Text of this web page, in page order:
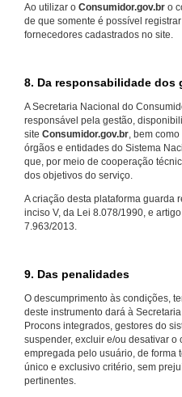
Ao utilizar o Consumidor.gov.br o
de que somente é possível
fornecedores cadastrados no site.
8. Da responsabilidade dos
A Secretaria Nacional do
responsável pela gestão,
site Consumidor.gov.br, bem
órgãos e entidades do Sistema
que, por meio de cooperação
dos objetivos do serviço.
A criação desta plataforma guarda
inciso V, da Lei 8.078/1990, e
7.963/2013.
9. Das penalidades
O descumprimento às condições,
deste instrumento dará à
Procons integrados, gestores do
suspender, excluir e/ou desativar o
empregada pelo usuário, de forma
único e exclusivo critério, sem
pertinentes.